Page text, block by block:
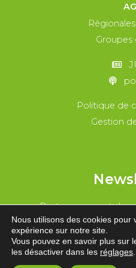
Groupes
Politique de
Gestion
Reste au courant de
Nous utilisons des cookies pour
expérience sur notre site.
Vous pouvez en savoir plus sur
les désactiver dans les réglages